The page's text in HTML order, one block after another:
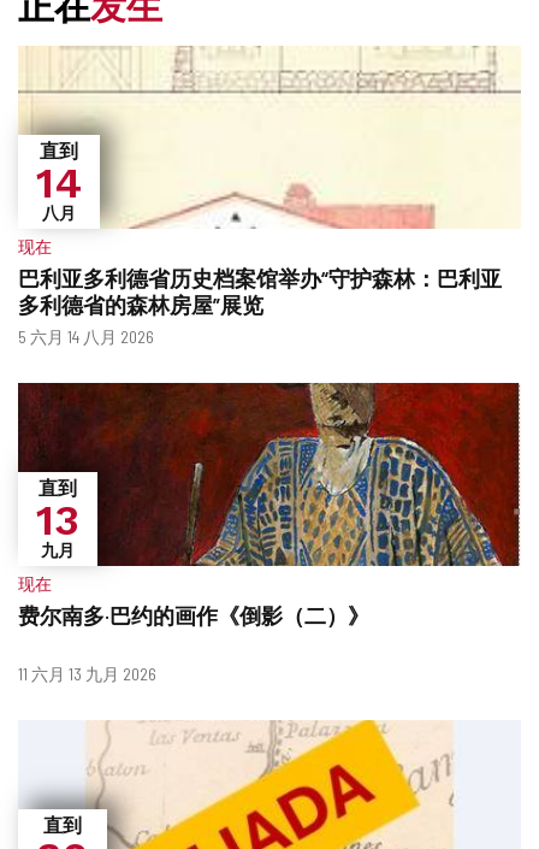
巴利亚多利德省历史档案馆举办“守护森林：巴利亚
多利德省的森林房屋”展览
直到
14
八月
什
候？
现在
日
5 六月 14 八月 2026
费尔南多·巴约的画作《倒影（二）》
直到
13
九月
什
现在
日
11 六月 13 九月 2026
直到